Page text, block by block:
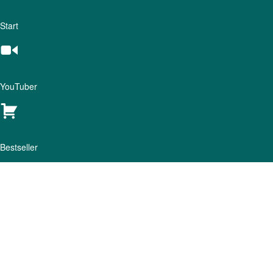
Start
YouTuber
Bestseller